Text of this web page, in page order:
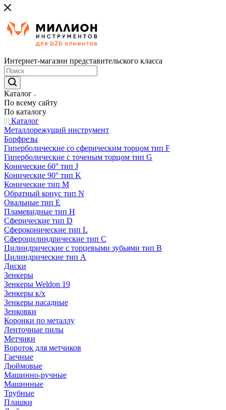
Интернет-магазин представительского класса
Каталог
По всему сайту
По каталогу
Каталог
Металлорежущий инструмент
Борфрезы
Гиперболические cо сферическим торцом тип F
Гиперболические с точеным торцом тип G
Конические 60° тип J
Конические 90° тип K
Конические тип M
Обратный конус тип N
Овальные тип E
Пламевидные тип H
Сферические тип D
Сфероконические тип L
Сфероцилиндрические тип C
Цилиндрические с торцевыми зубьями тип B
Цилиндрические тип А
Диски
Зенкеры
Зенкеры Weldon 19
Зенкеры к/х
Зенкеры насадные
Зенковки
Коронки по металлу
Ленточные пилы
Метчики
Вороток для метчиков
Гаечные
Дюймовые
Машинно-ручные
Машинные
Трубные
Плашки